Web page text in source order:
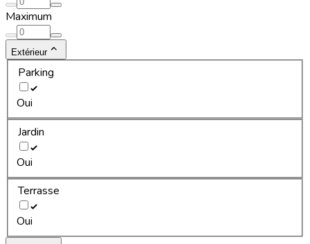
Maximum
Extérieur
Parking
Oui
Jardin
Oui
Terrasse
Oui